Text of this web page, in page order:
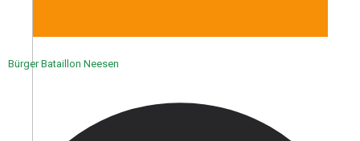
Bürger Bataillon Neesen